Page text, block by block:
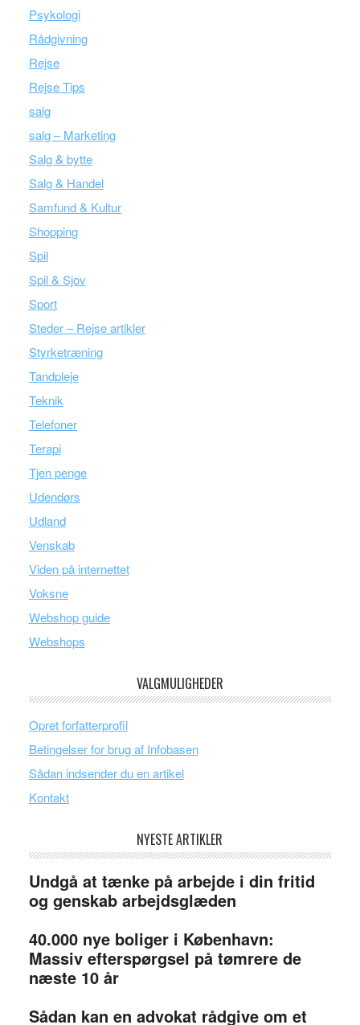
Psykologi
Rådgivning
Rejse
Rejse Tips
salg
salg – Marketing
Salg & bytte
Salg & Handel
Samfund & Kultur
Shopping
Spil
Spil & Sjov
Sport
Steder – Rejse artikler
Styrketræning
Tandpleje
Teknik
Telefoner
Terapi
Tjen penge
Udendørs
Udland
Venskab
Viden på internettet
Voksne
Webshop guide
Webshops
VALGMULIGHEDER
Opret forfatterprofil
Betingelser for brug af Infobasen
Sådan indsender du en artikel
Kontakt
NYESTE ARTIKLER
Undgå at tænke på arbejde i din fritid
og genskab arbejdsglæden
40.000 nye boliger i København:
Massiv efterspørgsel på tømrere de
næste 10 år
Sådan kan en advokat rådgive om et